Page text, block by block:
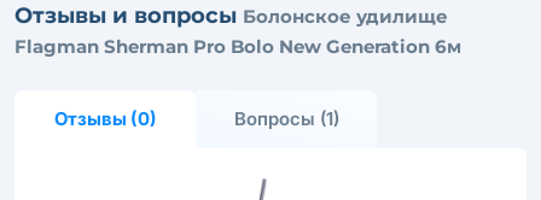
Отзывы и вопросы Болонское удилище
Flagman Sherman Pro Bolo New Generation 6м
Отзывы (0) Вопросы (1)